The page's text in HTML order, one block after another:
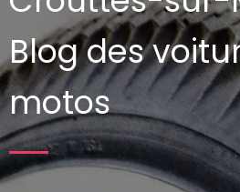
Blog des
motos